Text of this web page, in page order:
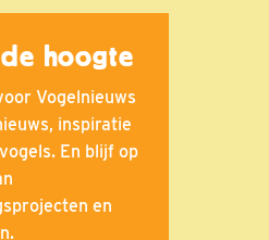
hoogte
Vogelnieuws
inspiratie
En blijf op
en